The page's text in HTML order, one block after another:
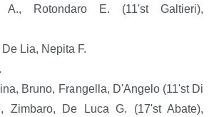
A., Rotondaro E. (11'st Galtieri),
Lia, Nepita F.
Bruno, Frangella, D'Angelo (11'st Di
Zimbaro, De Luca G. (17'st Abate),